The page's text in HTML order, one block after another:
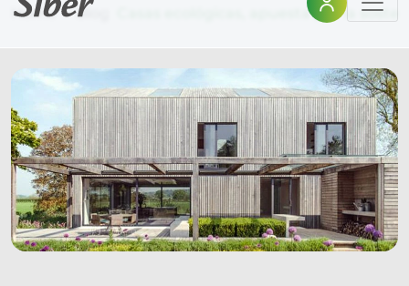
Home Blog Casas ecológicas, apuesta por la